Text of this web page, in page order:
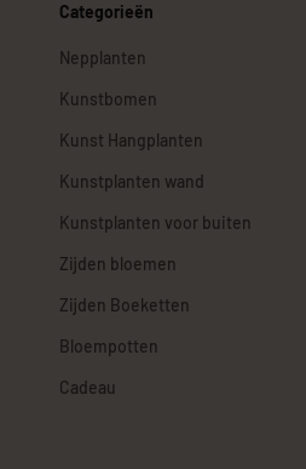
Categorieën
Nepplanten
Kunstbomen
Kunst Hangplanten
Kunstplanten wand
Kunstplanten voor buiten
Zijden bloemen
Zijden Boeketten
Bloempotten
Cadeau